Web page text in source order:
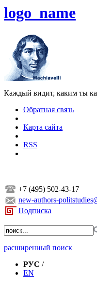
logo_name
Каждый видит, каким ты
Обратная связь
|
Карта сайта
|
RSS
+7 (495) 502-43-17
new-authors-
Подписка
расширенный поиск
РУС /
EN